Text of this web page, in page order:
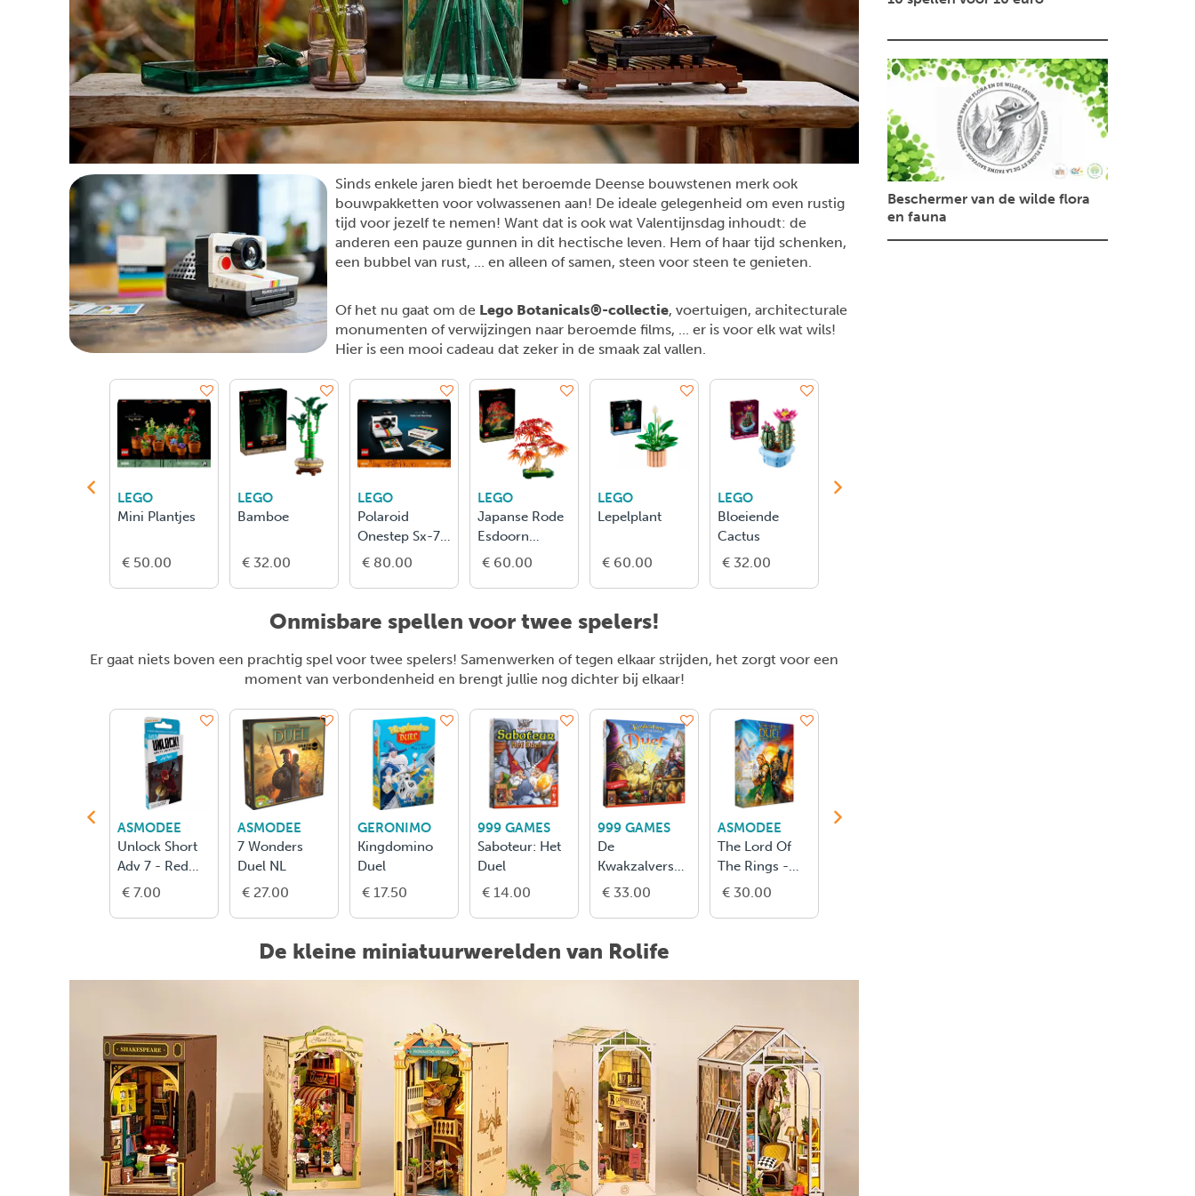
Sinds enkele jaren biedt het beroemde Deense bouwstenen merk ook
bouwpakketten voor volwassenen aan! De ideale gelegenheid om even rustig
tijd voor jezelf te nemen! Want dat is ook wat Valentijnsdag inhoudt: de
anderen een pauze gunnen in dit hectische leven. Hem of haar tijd schenken,
een bubbel van rust, ... en alleen of samen, steen voor steen te genieten.
Of het nu gaat om deLego Botanicals®-collectie, voertuigen, architecturale
monumenten of verwijzingen naar beroemde films, ... er is voor elk wat wils!
Hier is een mooi cadeau dat zeker in de smaak zal vallen.
LEGO
Mini Plantjes
€ 50.00
LEGO
Bamboe
€ 32.00
LEGO
Polaroid
Onestep Sx-70
- Camera
€ 80.00
LEGO
Japanse Rode
Esdoorn
Bonsai
€ 60.00
LEGO
Lepelplant
€ 60.00
LEGO
Bloeiende
Cactus
€ 32.00
Onmisbare spellen voor twee spelers!
Er gaat niets boven een prachtig spel voor twee spelers! Samenwerken of tegen elkaar strijden, het zorgt voor een
moment van verbondenheid en brengt jullie nog dichter bij elkaar!
ASMODEE
Unlock Short
Adv 7 - Red
Mask
€ 7.00
ASMODEE
7 Wonders
Duel NL
€ 27.00
GERONIMO
Kingdomino
Duel
€ 17.50
999 GAMES
Saboteur: Het
Duel
€ 14.00
999 GAMES
De
Kwakzalvers
Van
€ 33.00
ASMODEE
The Lord Of
The Rings -
Duel For
€ 30.00
De kleine miniatuurwerelden van Rolife
Beschermer van de wilde flora
en fauna